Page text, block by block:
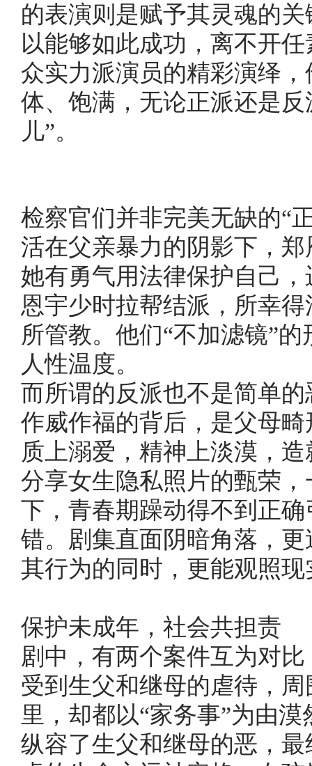
的表演则是赋予其灵魂的
以能够如此成功，离不开
众实力派演员的精彩演绎
体、饱满，无论正派还是
儿”。
检察官们并非完美无缺的“
活在父亲暴力的阴影下，
她有勇气用法律保护自己
恩宇少时拉帮结派，所幸
所管教。他们“不加滤镜”
人性温度。
而所谓的反派也不是简单
作威作福的背后，是父母
质上溺爱，精神上淡漠，
分享女生隐私照片的甄荣
下，青春期躁动得不到正
错。剧集直面阴暗角落，
其行为的同时，更能观照
保护未成年，社会共担责
剧中，有两个案件互为对
受到生父和继母的虐待，
里，却都以“家务事”为由
纵容了生父和继母的恶，